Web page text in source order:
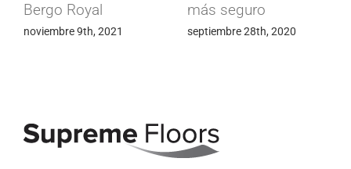
componentes
electrónicos
abril 15th, 2020